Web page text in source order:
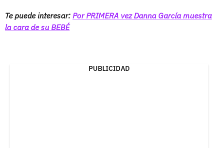
Te puede interesar: Por PRIMERA vez Danna García muestra
la cara de su BEBÉ
PUBLICIDAD